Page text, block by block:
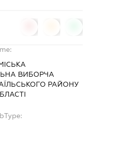
ВИБОРЧА
РАЙОНУ